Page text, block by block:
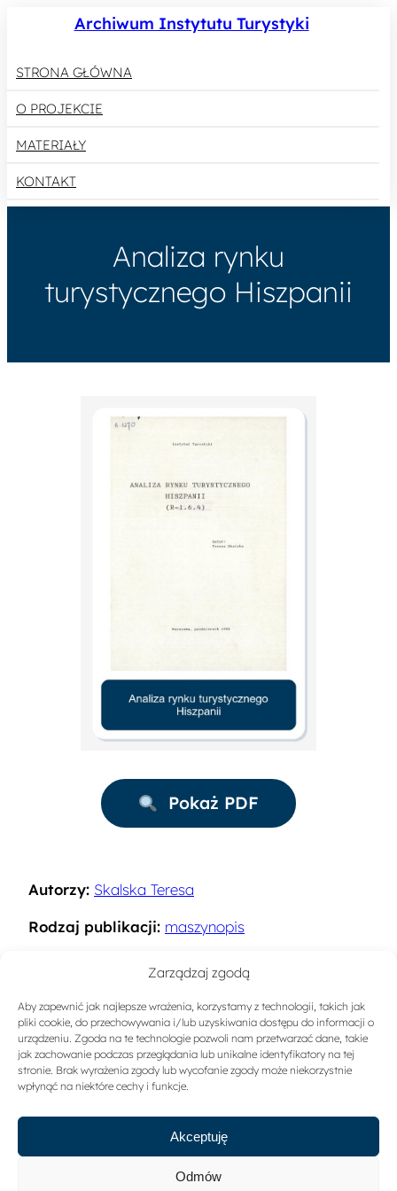
Zarządzaj zgodą
Aby zapewnić jak najlepsze wrażenia, korzystamy z technologii, takich jak
pliki cookie, do przechowywania i/lub uzyskiwania dostępu do informacji o
urządzeniu. Zgoda na te technologie pozwoli nam przetwarzać dane, takie
jak zachowanie podczas przeglądania lub unikalne identyfikatory na tej
stronie. Brak wyrażenia zgody lub wycofanie zgody może niekorzystnie
wpłynąć na niektóre cechy i funkcje.
Akceptuję
Odmów
Archiwum Instytutu Turystyki
STRONA GŁÓWNA
O PROJEKCIE
MATERIAŁY
KONTAKT
Analiza rynku
turystycznego Hiszpanii
Pokaż PDF
Autorzy: Skalska Teresa
Rodzaj publikacji: maszynopis
Miejsce wydania: Warszawa
Słowa kluczowe: Ruch turystyczny
Sygnatura:A-1270